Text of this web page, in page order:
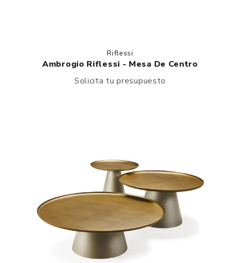
Riflessi
Ambrogio Riflessi - Mesa De Centro
Solicita tu presupuesto